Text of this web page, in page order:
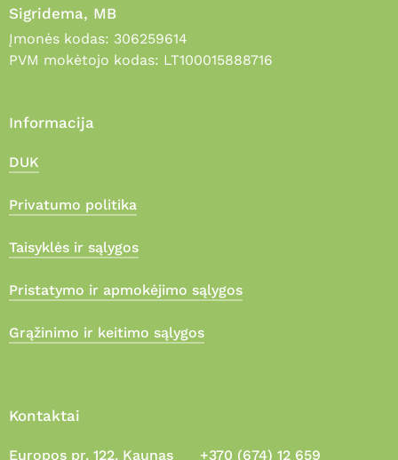
Sigridema, MB
Įmonės kodas: 306259614
PVM mokėtojo kodas: LT100015888716
Informacija
DUK
Privatumo politika
Taisyklės ir sąlygos
Pristatymo ir apmokėjimo sąlygos
Grąžinimo ir keitimo sąlygos
Kontaktai
Europos pr. 122, Kaunas +370 (674) 12 659